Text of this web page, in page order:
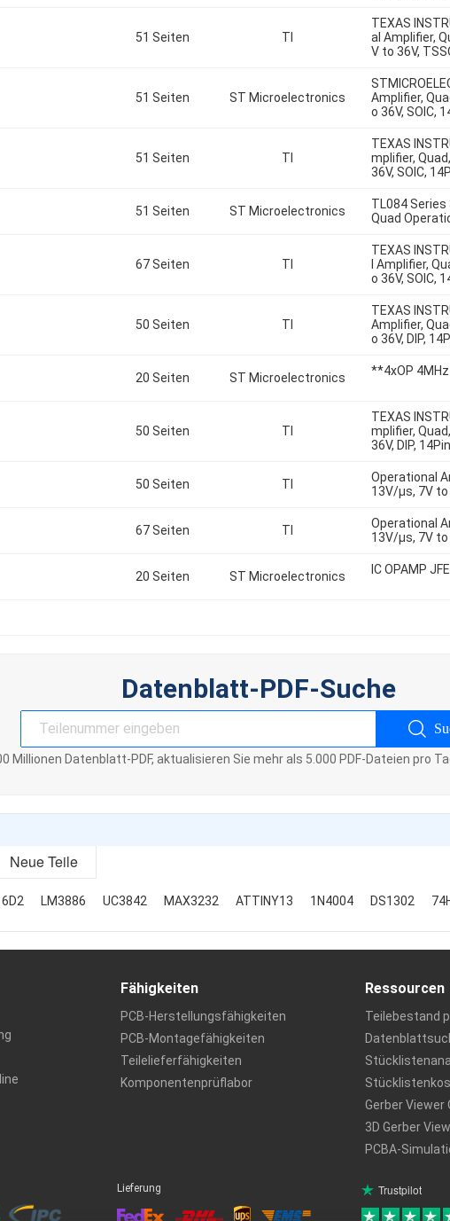
51 Seiten TI
TEXAS
al Amplifier,
V to 36V,
51 Seiten ST Microelectronics
Amplifier,
o 36V, SOIC,
51 Seiten TI
TEXAS
mplifier,
36V, SOIC,
51 Seiten ST Microelectronics
TL084 Series
Quad
67 Seiten TI
TEXAS
l Amplifier,
o 36V, SOIC,
50 Seiten TI
TEXAS
Amplifier,
o 36V, DIP,
20 Seiten ST Microelectronics **4xOP
50 Seiten TI
TEXAS
mplifier,
36V, DIP,
50 Seiten TI
Operational
13V/µs, 7V to
67 Seiten TI
Operational
13V/µs, 7V to
20 Seiten ST Microelectronics IC OPAMP
Datenblatt-PDF-Suche
Millionen Datenblatt-PDF, aktualisieren Sie mehr als 5.000 PDF-Dateien pro
Neue Teile
LM3886 UC3842 MAX3232 ATTINY13 1N4004 DS1302
Fähigkeiten
PCB-Herstellungsfähigkeiten
PCB-Montagefähigkeiten
Teilelieferfähigkeiten
Komponentenprüflabor
Ressourcen
Teilebestand
Gerber Viewer
3D Gerber
PCBA-
Lieferung Trustpilot